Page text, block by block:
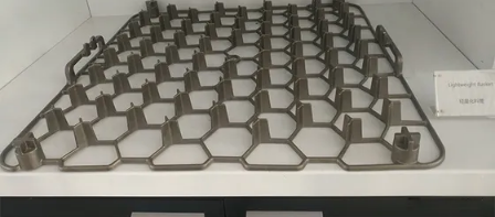
SITEMAP
DATENSCHUTZRICHTLINIE